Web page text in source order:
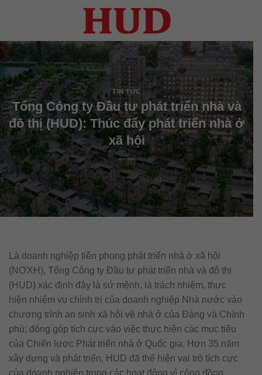
TIN TỨC
Tổng Công ty Đầu tư phát triển nhà và
đô thị (HUD): Thúc đẩy phát triển nhà ở
xã hội
Là doanh nghiệp tiên phong phát triển nhà ở xã hội
(NƠXH), Tổng Công ty Đầu tư phát triển nhà và đô thị
(HUD) xác định đây là sứ mệnh, là trách nhiệm, thực
hiện nhiệm vụ chính trị của doanh nghiệp Nhà nước vào
chương trình an sinh xã hội về nhà ở của Đảng và Chính
phủ; đóng góp tích cực vào việc thực hiện các mục tiêu
của Chiến lược Phát triển nhà ở Quốc gia. Hơn 35 năm
xây dựng và phát triển, HUD đã thể hiện vai trò tích cực
của doanh nghiệp trong các hoạt động vì cộng đồng,